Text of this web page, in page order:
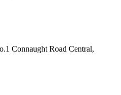
Connaught Road Central,